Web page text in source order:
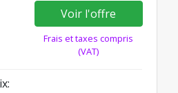
Voir l'offre
Frais et taxes compris
(VAT)